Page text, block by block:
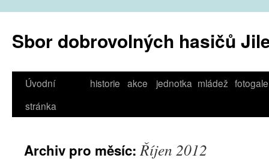
Sbor dobrovolných hasičů
Úvodní
stránka
historie akce jednotka mládež
Archiv pro měsíc:Říjen 2012